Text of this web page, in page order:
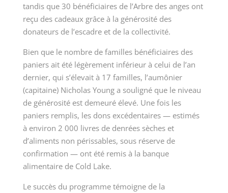
tandis que 30 bénéficiaires de l’Arbre des anges ont
reçu des cadeaux grâce à la générosité des
donateurs de l’escadre et de la collectivité.
Bien que le nombre de familles bénéficiaires des
paniers ait été légèrement inférieur à celui de l’an
dernier, qui s’élevait à 17 familles, l’aumônier
(capitaine) Nicholas Young a souligné que le niveau
de générosité est demeuré élevé. Une fois les
paniers remplis, les dons excédentaires — estimés
à environ 2 000 livres de denrées sèches et
d’aliments non périssables, sous réserve de
confirmation — ont été remis à la banque
alimentaire de Cold Lake.
Le succès du programme témoigne de la